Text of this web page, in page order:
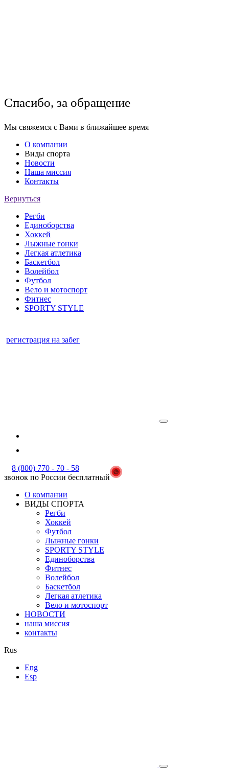
Спасибо, за обращение
Мы свяжемся с Вами в ближайшее время
О компании
Виды спорта
Новости
Наша миссия
Контакты
Вернуться
Регби
Единоборства
Хоккей
Лыжные гонки
Легкая атлетика
Баскетбол
Волейбол
Футбол
Вело и мотоспорт
Фитнес
SPORTY STYLE
регистрация на забег
8 (800) 770 - 70 - 58
звонок по России бесплатный
О компании
ВИДЫ СПОРТА
Регби
Хоккей
Футбол
Лыжные гонки
SPORTY STYLE
Единоборства
Фитнес
Волейбол
Баскетбол
Легкая атлетика
Вело и мотоспорт
НОВОСТИ
наша миссия
контакты
Rus
Eng
Esp